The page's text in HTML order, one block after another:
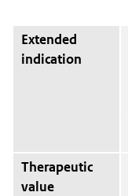
Extended
indication
Therapeutic
value